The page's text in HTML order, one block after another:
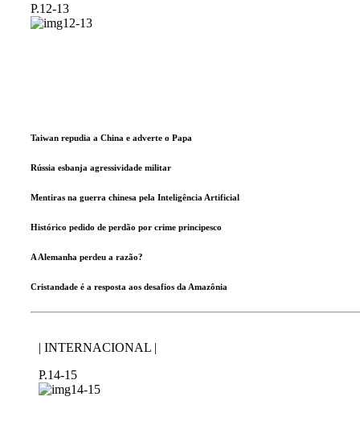
P.12-13
Taiwan repudia a China e adverte o Papa
Rússia esbanja agressividade militar
Mentiras na guerra chinesa pela Inteligência Artificial
Histórico pedido de perdão por crime principesco
A Alemanha perdeu a razão?
Cristandade é a resposta aos desafios da Amazônia
| INTERNACIONAL |
P.14-15